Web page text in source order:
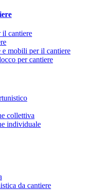
il cantiere
e mobili per il cantiere
per cantiere
collettiva
individuale
da cantiere